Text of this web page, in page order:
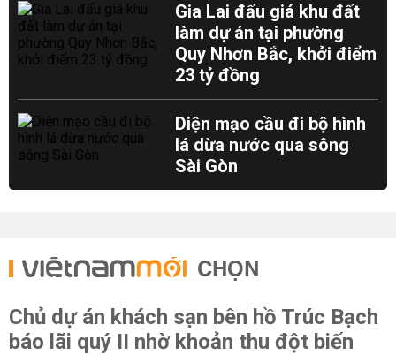
Gia Lai đấu giá khu đất
làm dự án tại phường
Quy Nhơn Bắc, khởi điểm
23 tỷ đồng
Diện mạo cầu đi bộ hình
lá dừa nước qua sông
Sài Gòn
CHỌN
Chủ dự án khách sạn bên hồ Trúc Bạch
báo lãi quý II nhờ khoản thu đột biến